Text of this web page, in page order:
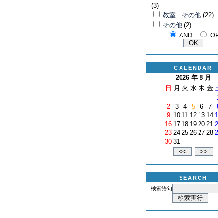
(3)
教室 その他 (22)
その他 (2)
AND
CALENDAR
2026 年 8 月
日 月 火 水 木 金
-
- - - - -
2
3 4 5 6 7
9 10 11 12 13 14
16 17 18 19 20 21
23 24 25 26 27 28
30 31 - - - - -
SEARCH
検索語句